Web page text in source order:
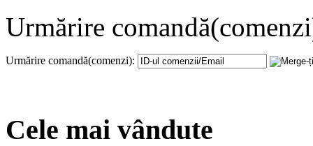
Urmărire
Urmărire comandă(comenzi):
Cele mai vândute